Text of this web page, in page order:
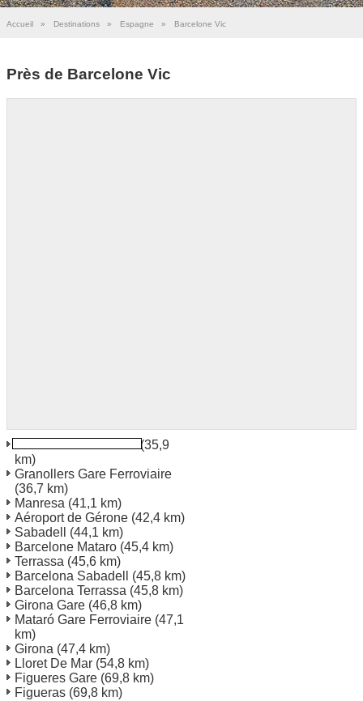
Accueil » Destinations » Espagne » Barcelone Vic
Près de Barcelone Vic
Barcelone Granollers(35,9
km)
Granollers Gare Ferroviaire
(36,7 km)
Manresa (41,1 km)
Aéroport de Gérone (42,4 km)
Sabadell
(44,1 km)
Barcelone Mataro (45,4 km)
Terrassa (45,6 km)
Barcelona Sabadell
(45,8 km)
Barcelona Terrassa (45,8 km)
Girona Gare (46,8 km)
Mataró Gare Ferroviaire (47,1
km)
Girona (47,4 km)
Lloret De Mar (54,8 km)
Figueres Gare (69,8 km)
Figueras (69,8 km)